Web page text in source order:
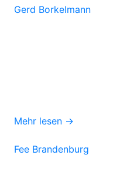
Gerd Borkelmann
Mehr lesen →
Fee Brandenburg